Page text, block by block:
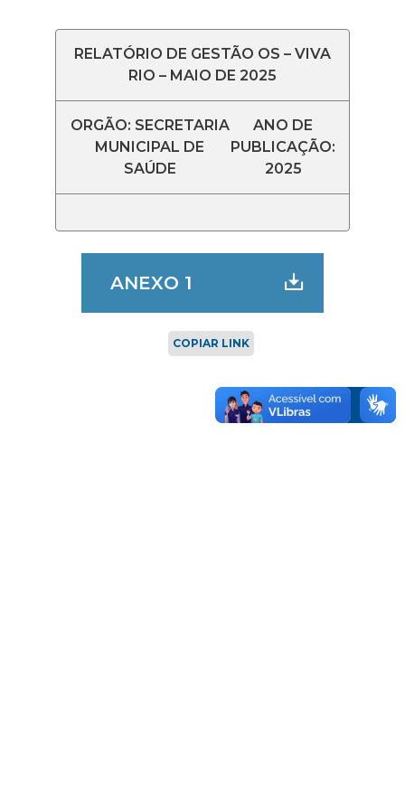
RELATÓRIO DE GESTÃO OS – VIVA
RIO – MAIO DE 2025
ORGÃO: SECRETARIA
MUNICIPAL DE
SAÚDE
ANO DE
PUBLICAÇÃO:
2025
ANEXO 1
COPIAR LINK